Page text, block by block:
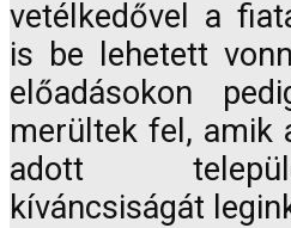
vetélkedővel a
is be lehetett
előadásokon
merültek fel, amik
adott
kíváncsiságát